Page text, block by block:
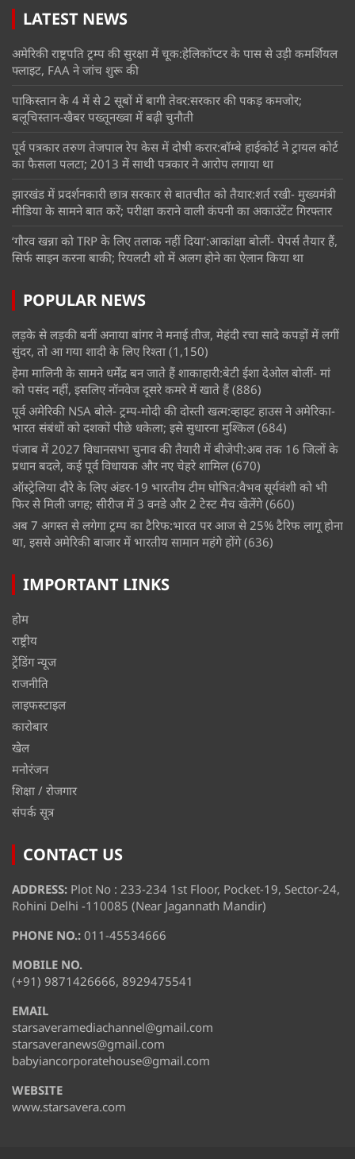
LATEST NEWS
अमेरिकी राष्ट्रपति ट्रम्प की सुरक्षा में चूक:हेलिकॉप्टर के पास से उड़ी कमर्शियल
फ्लाइट, FAA ने जांच शुरू की
पाकिस्तान के 4 में से 2 सूबों में बागी तेवर:सरकार की पकड़ कमजोर;
बलूचिस्तान-खैबर पख्तूनख्वा में बढ़ी चुनौती
पूर्व पत्रकार तरुण तेजपाल रेप केस में दोषी करार:बॉम्बे हाईकोर्ट ने ट्रायल कोर्ट
का फैसला पलटा; 2013 में साथी पत्रकार ने आरोप लगाया था
झारखंड में प्रदर्शनकारी छात्र सरकार से बातचीत को तैयार:शर्त रखी- मुख्यमंत्री
मीडिया के सामने बात करें; परीक्षा कराने वाली कंपनी का अकाउंटेंट गिरफ्तार
‘गौरव खन्ना को TRP के लिए तलाक नहीं दिया’:आकांक्षा बोलीं- पेपर्स तैयार हैं,
सिर्फ साइन करना बाकी; रियलटी शो में अलग होने का ऐलान किया था
POPULAR NEWS
लड़के से लड़की बनीं अनाया बांगर ने मनाई तीज, मेहंदी रचा सादे कपड़ों में लगीं
सुंदर, तो आ गया शादी के लिए रिश्ता (1,150)
हेमा मालिनी के सामने धर्मेंद्र बन जाते हैं शाकाहारी:बेटी ईशा देओल बोलीं- मां
को पसंद नहीं, इसलिए नॉनवेज दूसरे कमरे में खाते हैं (886)
पूर्व अमेरिकी NSA बोले- ट्रम्प-मोदी की दोस्ती खत्म:व्हाइट हाउस ने अमेरिका-
भारत संबंधों को दशकों पीछे धकेला; इसे सुधारना मुश्किल (684)
पंजाब में 2027 विधानसभा चुनाव की तैयारी में बीजेपी:अब तक 16 जिलों के
प्रधान बदले, कई पूर्व विधायक और नए चेहरे शामिल (670)
ऑस्ट्रेलिया दौरे के लिए अंडर-19 भारतीय टीम घोषित:वैभव सूर्यवंशी को भी
फिर से मिली जगह; सीरीज में 3 वनडे और 2 टेस्ट मैच खेलेंगे (660)
अब 7 अगस्त से लगेगा ट्रम्प का टैरिफ:भारत पर आज से 25% टैरिफ लागू होना
था, इससे अमेरिकी बाजार में भारतीय सामान महंगे होंगे (636)
IMPORTANT LINKS
होम
राष्ट्रीय
ट्रेंडिंग न्यूज
राजनीति
लाइफस्टाइल
कारोबार
खेल
मनोरंजन
शिक्षा / रोजगार
संपर्क सूत्र
CONTACT US
ADDRESS: Plot No : 233-234 1st Floor, Pocket-19, Sector-24,
Rohini Delhi -110085 (Near Jagannath Mandir)
PHONE NO.: 011-45534666
MOBILE NO.
(+91) 9871426666, 8929475541
EMAIL
starsaveramediachannel@gmail.com
starsaveranews@gmail.com
babyiancorporatehouse@gmail.com
WEBSITE
www.starsavera.com